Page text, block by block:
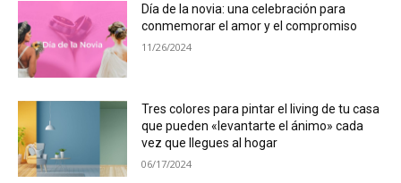
Día de la novia: una celebración para
conmemorar el amor y el compromiso
11/26/2024
Tres colores para pintar el living de tu casa
que pueden «levantarte el ánimo» cada
vez que llegues al hogar
06/17/2024